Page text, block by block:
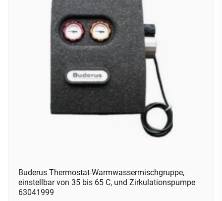
Buderus Thermostat-Warmwassermischgruppe,
einstellbar von 35 bis 65 C, und Zirkulationspumpe
63041999